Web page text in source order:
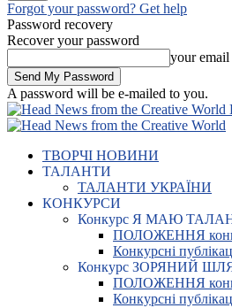
Forgot your password? Get help
Password recovery
Recover your password
your email
A password will be e-mailed to you.
ТВОРЧІ НОВИНИ
ТАЛАНТИ
ТАЛАНТИ УКРАЇНИ
КОНКУРСИ
Конкурс Я МАЮ
ПОЛОЖЕННЯ
Конкурсні
Конкурс ЗОРЯНИЙ
ПОЛОЖЕННЯ
Конкурсні